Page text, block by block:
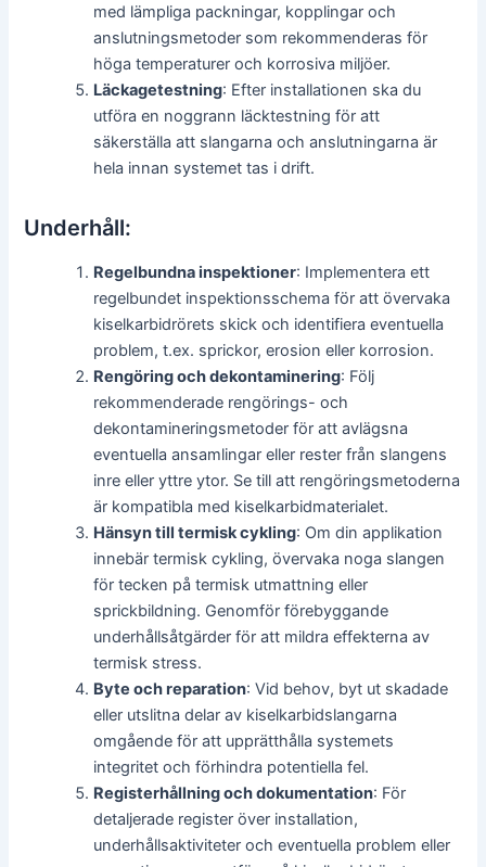
med lämpliga packningar, kopplingar och
anslutningsmetoder som rekommenderas för
höga temperaturer och korrosiva miljöer.
Läckagetestning: Efter installationen ska du
utföra en noggrann läcktestning för att
säkerställa att slangarna och anslutningarna är
hela innan systemet tas i drift.
Underhåll:
Regelbundna inspektioner: Implementera ett
regelbundet inspektionsschema för att övervaka
kiselkarbidrörets skick och identifiera eventuella
problem, t.ex. sprickor, erosion eller korrosion.
Rengöring och dekontaminering: Följ
rekommenderade rengörings- och
dekontamineringsmetoder för att avlägsna
eventuella ansamlingar eller rester från slangens
inre eller yttre ytor. Se till att rengöringsmetoderna
är kompatibla med kiselkarbidmaterialet.
Hänsyn till termisk cykling: Om din applikation
innebär termisk cykling, övervaka noga slangen
för tecken på termisk utmattning eller
sprickbildning. Genomför förebyggande
underhållsåtgärder för att mildra effekterna av
termisk stress.
Byte och reparation: Vid behov, byt ut skadade
eller utslitna delar av kiselkarbidslangarna
omgående för att upprätthålla systemets
integritet och förhindra potentiella fel.
Registerhållning och dokumentation: För
detaljerade register över installation,
underhållsaktiviteter och eventuella problem eller